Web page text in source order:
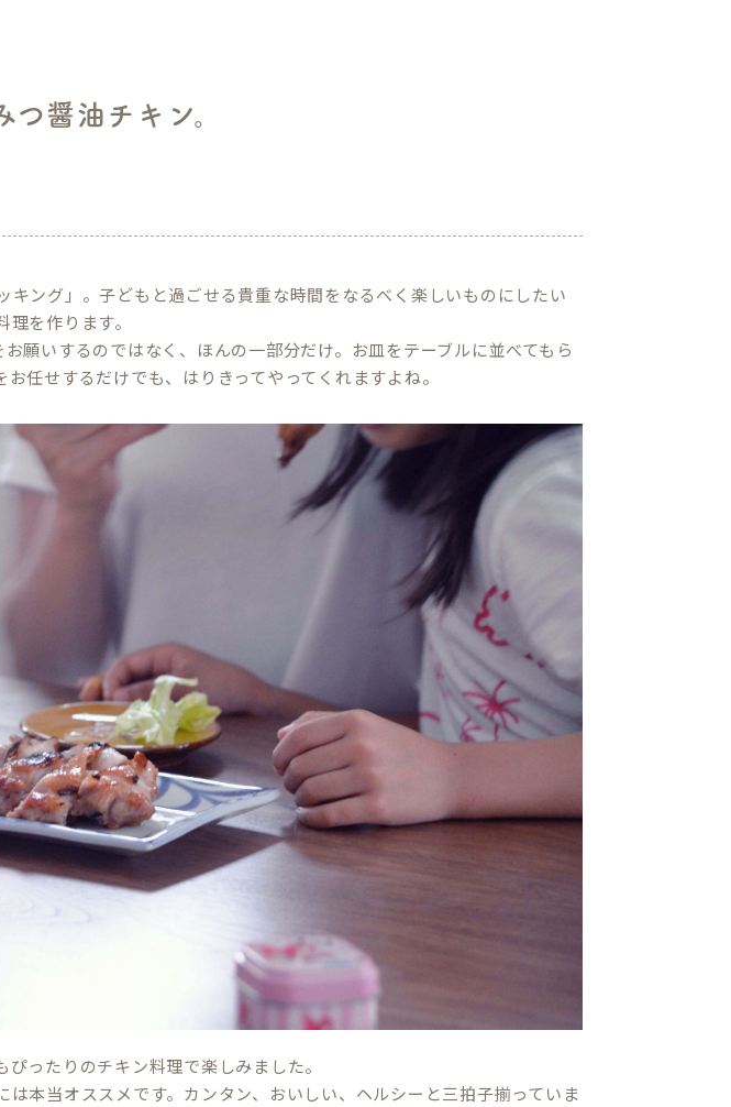
つ醤油チキン。
キング」。子どもと過ごせる貴重な時間をなるべく楽しいものにしたい
を作ります。
願いするのではなく、ほんの一部分だけ。お皿をテーブルに並べてもら
任せするだけでも、はりきってやってくれますよね。
ったりのチキン料理で楽しみました。
本当オススメです。カンタン、おいしい、ヘルシーと三拍子揃っていま